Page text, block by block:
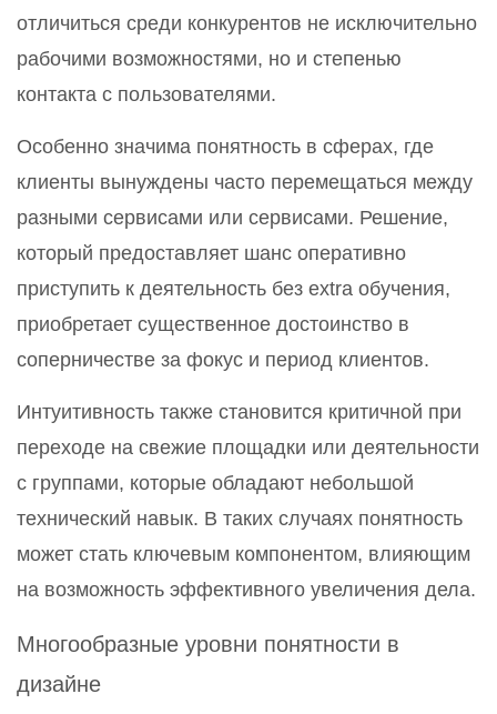
отличиться среди конкурентов не исключительно
рабочими возможностями, но и степенью
контакта с пользователями.
Особенно значима понятность в сферах, где
клиенты вынуждены часто перемещаться между
разными сервисами или сервисами. Решение,
который предоставляет шанс оперативно
приступить к деятельность без extra обучения,
приобретает существенное достоинство в
соперничестве за фокус и период клиентов.
Интуитивность также становится критичной при
переходе на свежие площадки или деятельности
с группами, которые обладают небольшой
технический навык. В таких случаях понятность
может стать ключевым компонентом, влияющим
на возможность эффективного увеличения дела.
Многообразные уровни понятности в
дизайне